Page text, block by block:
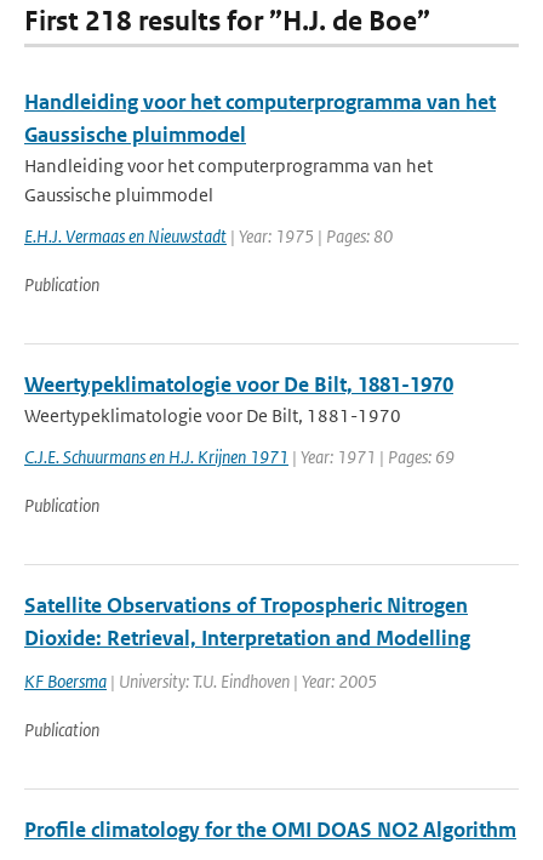
First 218 results for ”H.J. de Boe”
Handleiding voor het computerprogramma van het
Gaussische pluimmodel
Handleiding voor het computerprogramma van het
Gaussische pluimmodel
E.H.J. Vermaas en Nieuwstadt | Year: 1975 | Pages: 80
Publication
Weertypeklimatologie voor De Bilt, 1881-1970
Weertypeklimatologie voor De Bilt, 1881-1970
C.J.E. Schuurmans en H.J. Krijnen 1971 | Year: 1971 | Pages: 69
Publication
Satellite Observations of Tropospheric Nitrogen
Dioxide: Retrieval, Interpretation and Modelling
KF Boersma | University: T.U. Eindhoven | Year: 2005
Publication
Profile climatology for the OMI DOAS NO2 Algorithm